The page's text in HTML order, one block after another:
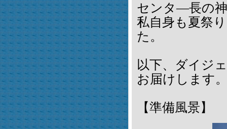
センタ―長の
私自身も夏祭
た。
以下、ダイジ
お届けします
【準備風景】